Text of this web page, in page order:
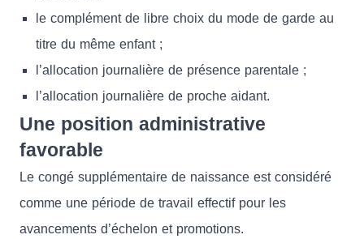
le complément de libre choix du mode de garde au
titre du même enfant ;
l’allocation journalière de présence parentale ;
l’allocation journalière de proche aidant.
Une position administrative
favorable
Le congé supplémentaire de naissance est considéré
comme une période de travail effectif pour les
avancements d’échelon et promotions.